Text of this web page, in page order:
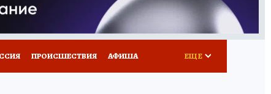
ПРОИСШЕСТВИЯ АФИША ЕЩЕ